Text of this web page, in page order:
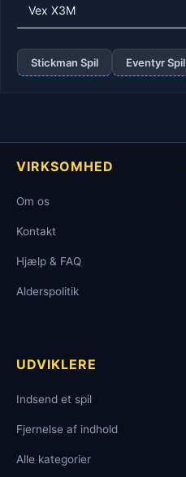
Vex X3M
Stickman Spil Eventyr Spil
VIRKSOMHED
Om os
Kontakt
Hjælp & FAQ
Alderspolitik
UDVIKLERE
Indsend et spil
Fjernelse af indhold
Alle kategorier